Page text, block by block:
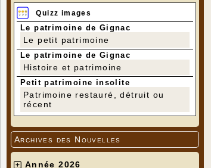
Quizz images
Le patrimoine de Gignac
Le petit patrimoine
Le patrimoine de Gignac
Histoire et patrimoine
Petit patrimoine insolite
Patrimoine restauré, détruit ou
récent
Archives des Nouvelles
Année 2026